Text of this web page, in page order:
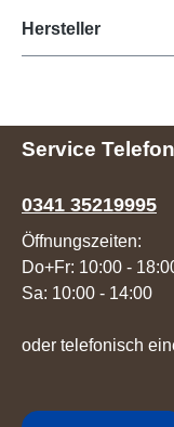
Hersteller
Service Telefon
0341 35219995
Öffnungszeiten:
Do+Fr: 10:00 -
Sa: 10:00 - 14:00
oder telefonisch